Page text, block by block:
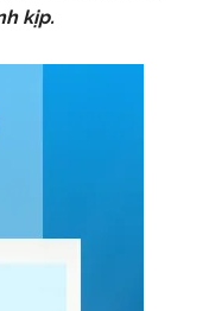
kịp.